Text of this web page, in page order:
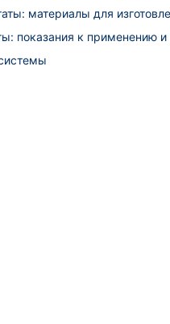
материалы для
показания к применению и